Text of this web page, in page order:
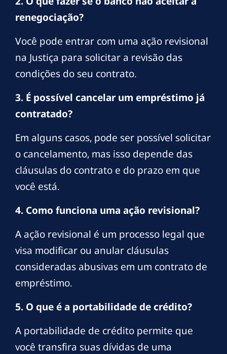
renegociação?
Você pode entrar com uma ação revisional
na Justiça para solicitar a revisão das
condições do seu contrato.
3. É possível cancelar um empréstimo já
contratado?
Em alguns casos, pode ser possível solicitar
o cancelamento, mas isso depende das
cláusulas do contrato e do prazo em que
você está.
4. Como funciona uma ação revisional?
A ação revisional é um processo legal que
visa modificar ou anular cláusulas
consideradas abusivas em um contrato de
empréstimo.
5. O que é a portabilidade de crédito?
A portabilidade de crédito permite que
você transfira suas dívidas de uma